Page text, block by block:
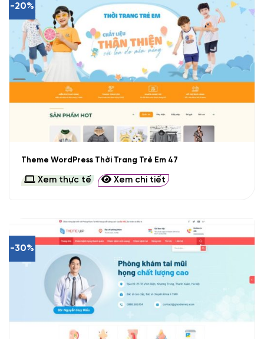
-20%
Theme WordPress Thời Trang Trẻ Em 47
Xem thực tế Xem chi tiết
-30%